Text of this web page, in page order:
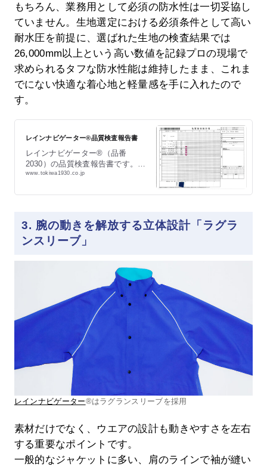
もちろん、業務用として必須の防水性は一切妥協し
ていません。生地選定における必須条件として高い
耐水圧を前提に、選ばれた生地の検査結果では
26,000mm以上という高い数値を記録プロの現場で
求められるタフな防水性能は維持したまま、これま
でにない快適な着心地と軽量感を手に入れたので
す。
レインナビゲーター®品質検査報告書
レインナビゲーター®（品番
2030）の品質検査報告書です。耐
水圧（耐水度）や撥水度につい
ただく際の参考になれば幸いで
26,000mm（高水圧法） 耐水度
は、JIS L 1092 B法（高水圧法）
による試験で、試料に水圧をかけ
を評価します。昇圧速度
100kPa/minで試験片に水圧をかけ
ていき、水滴が3滴出水した時点の
耐水圧を測定します。 なお、水圧
への耐水性を「耐水性」と呼びま
す。一般に「防水性」と呼ばれる
のは、耐水性（水の通過や浸透に
対する抵抗性）と撥水性（水をは
じく性質）の総称のことです。 撥
www.tokiwa1930.co.jp
3. 腕の動きを解放する立体設計「ラグラ
ンスリーブ」
レインナビゲーター®はラグランスリーブを採用
素材だけでなく、ウエアの設計も動きやすさを左右
する重要なポイントです。
一般的なジャケットに多い、肩のラインで袖が縫い